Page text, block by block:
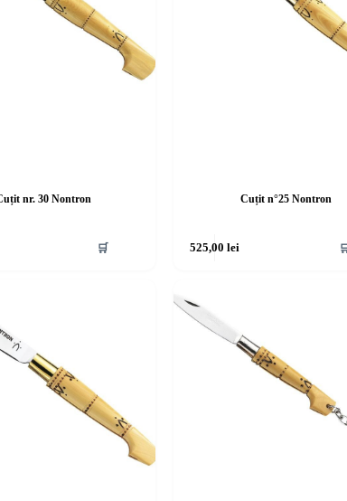
nr. 30 Nontron
🛒
Cuțit n°25 Nontron
525,00 lei